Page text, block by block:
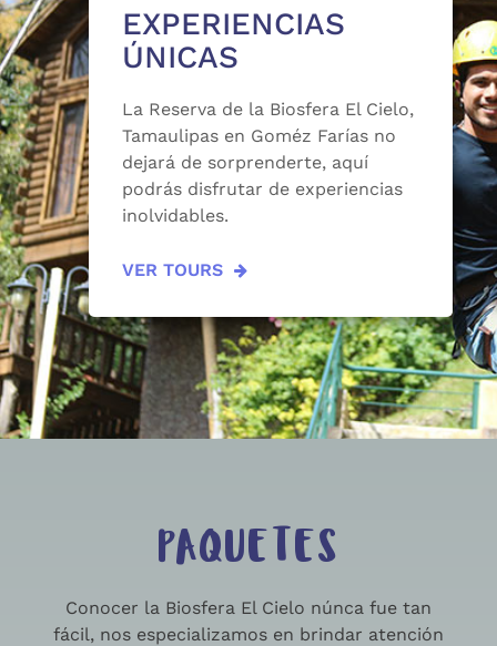
EXPERIENCIAS
ÚNICAS
La Reserva de la Biosfera El Cielo,
Tamaulipas en Goméz Farías no
dejará de sorprenderte, aquí
podrás disfrutar de experiencias
inolvidables.
VER TOURS
PAQUETES
Conocer la Biosfera El Cielo núnca fue tan
fácil, nos especializamos en brindar atención